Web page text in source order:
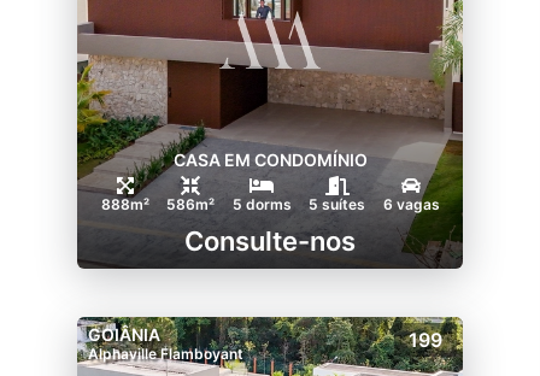
CASA EM CONDOMÍNIO
888m² 586m² 5 dorms 5 suítes 6 vagas
Consulte-nos
GOIÂNIA
Alphaville Flamboyant
199